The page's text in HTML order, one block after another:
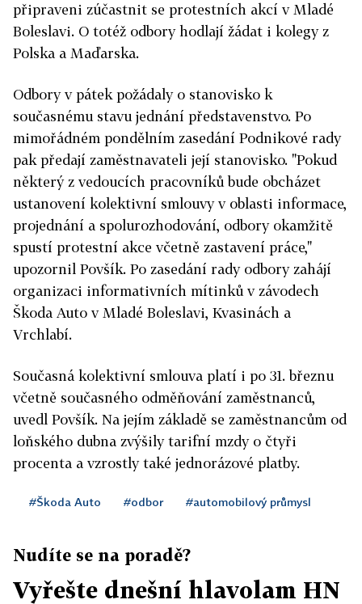
připraveni zúčastnit se protestních akcí v Mladé
Boleslavi. O totéž odbory hodlají žádat i kolegy z
Polska a Maďarska.
Odbory v pátek požádaly o stanovisko k
současnému stavu jednání představenstvo. Po
mimořádném pondělním zasedání Podnikové rady
pak předají zaměstnavateli její stanovisko. "Pokud
některý z vedoucích pracovníků bude obcházet
ustanovení kolektivní smlouvy v oblasti informace,
projednání a spolurozhodování, odbory okamžitě
spustí protestní akce včetně zastavení práce,"
upozornil Povšík. Po zasedání rady odbory zahájí
organizaci informativních mítinků v závodech
Škoda Auto v Mladé Boleslavi, Kvasinách a
Vrchlabí.
Současná kolektivní smlouva platí i po 31. březnu
včetně současného odměňování zaměstnanců,
uvedl Povšík. Na jejím základě se zaměstnancům od
loňského dubna zvýšily tarifní mzdy o čtyři
procenta a vzrostly také jednorázové platby.
#Škoda Auto #odbor #automobilový průmysl
Nudíte se na poradě?
Vyřešte dnešní hlavolam HN